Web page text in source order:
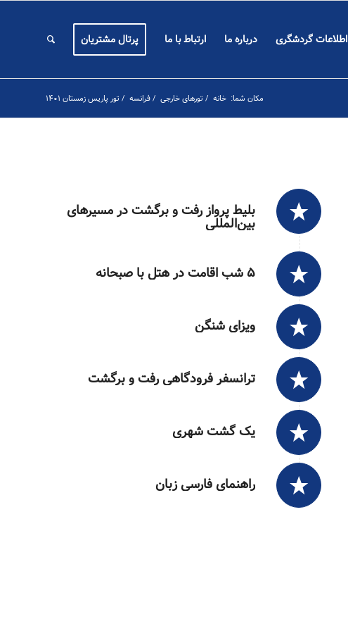
اطلاعات گردشگری درباره ما ارتباط با ما پرتال مشتریان
مکان شما: خانه / تورهای خارجی /فرانسه / تور پاریس زمستان ۱۴۰۱
بلیط پرواز رفت و برگشت در مسیرهای
بین‌المللی
۵ شب اقامت در هتل با صبحانه
ویزای شنگن
ترانسفر فرودگاهی رفت و برگشت
یک گشت شهری
راهنمای فارسی زبان